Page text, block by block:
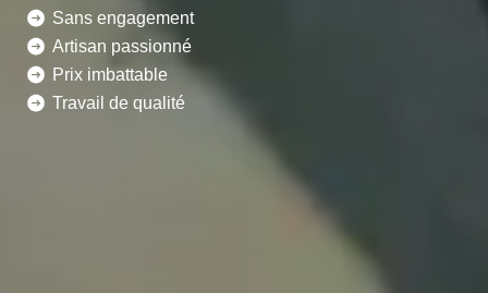
Sans engagement
Artisan passionné
Prix imbattable
Travail de qualité